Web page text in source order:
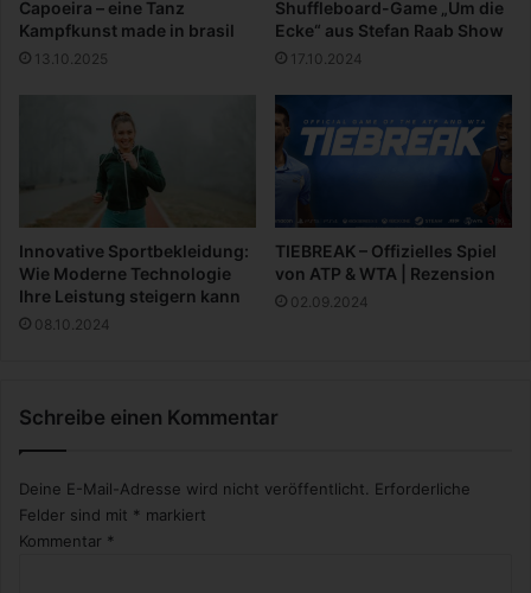
v
e
:
S
u
i
e
u
a
d
Capoeira – eine Tanz
Kampfkunst made in brasil
13.10.2025
Shuffleboard-Game „Um die
Ecke“ aus Stefan Raab Show
17.10.2024
Innovative Sportbekleidung:
Wie Moderne Technologie
Ihre Leistung steigern kann
08.10.2024
TIEBREAK – Offizielles Spiel
von ATP & WTA | Rezension
02.09.2024
Schreibe einen Kommentar
Deine E-Mail-Adresse wird nicht veröffentlicht. Erforderliche
Felder sind mit * markiert
Kommentar *